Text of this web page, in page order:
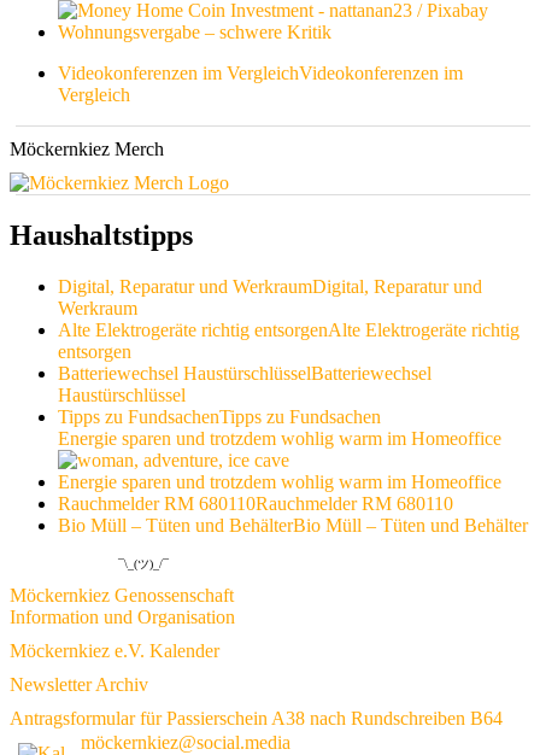
Wohnungsvergabe – schwere Kritik
Videokonferenzen im VergleichVideokonferenzen im
Vergleich
Möckernkiez Merch
Haushaltstipps
Digital, Reparatur und WerkraumDigital, Reparatur und
Werkraum
Alte Elektrogeräte richtig entsorgenAlte Elektrogeräte richtig
entsorgen
Batteriewechsel HaustürschlüsselBatteriewechsel
Haustürschlüssel
Tipps zu FundsachenTipps zu Fundsachen
Energie sparen und trotzdem wohlig warm im Homeoffice
Energie sparen und trotzdem wohlig warm im Homeoffice
Rauchmelder RM 680110Rauchmelder RM 680110
Bio Müll – Tüten und BehälterBio Müll – Tüten und Behälter
¯\_(ツ)_/¯
Möckernkiez Genossenschaft
Information und Organisation
Möckernkiez e.V. Kalender
Newsletter Archiv
Antragsformular für Passierschein A38 nach Rundschreiben B64
möckernkiez@social.media